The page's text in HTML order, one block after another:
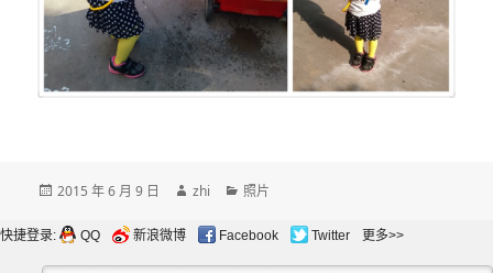
发
于
2015 年 6 月 9 日
作
zhi
分
照片
快捷登录: QQ 新浪微博 Facebook Twitter 更多>>